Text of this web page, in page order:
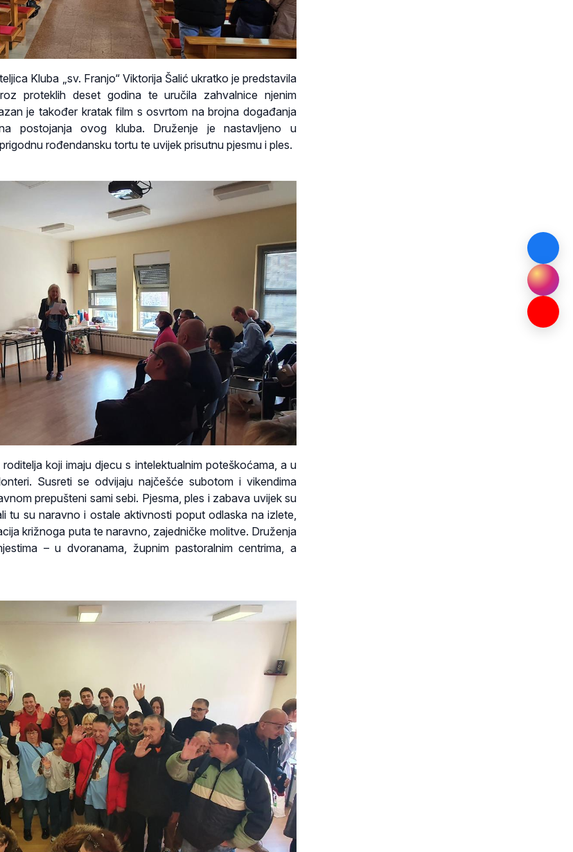
Kluba „sv. Franjo“ Viktorija Šalić ukratko je predstavila
proteklih deset godina te uručila zahvalnice njenim
je također kratak film s osvrtom na brojna događanja
postojanja ovog kluba. Druženje je nastavljeno u
rođendansku tortu te uvijek prisutnu pjesmu i ples.
koji imaju djecu s intelektualnim poteškoćama, a u
Susreti se odvijaju najčešće subotom i vikendima
prepušteni sami sebi. Pjesma, ples i zabava uvijek su
tu su naravno i ostale aktivnosti poput odlaska na izlete,
križnoga puta te naravno, zajedničke molitve. Druženja
– u dvoranama, župnim pastoralnim centrima, a